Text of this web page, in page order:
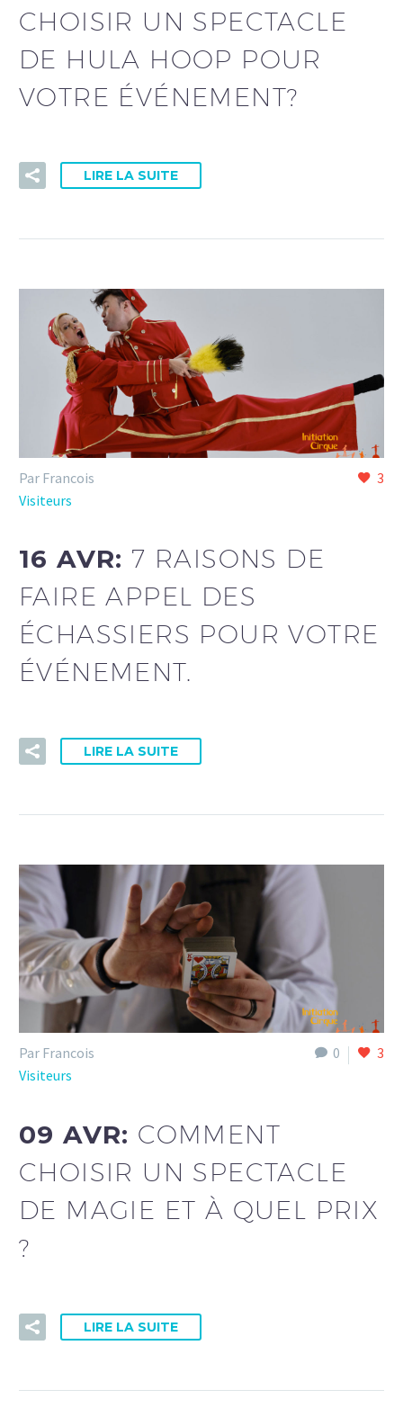
CHOISIR UN SPECTACLE
DE HULA HOOP POUR
VOTRE ÉVÉNEMENT?
LIRE LA SUITE
3
Par Francois
Visiteurs
16 AVR: 7 RAISONS DE
FAIRE APPEL DES
ÉCHASSIERS POUR VOTRE
ÉVÉNEMENT.
LIRE LA SUITE
0 3
Par Francois
Visiteurs
09 AVR: COMMENT
CHOISIR UN SPECTACLE
DE MAGIE ET À QUEL PRIX
?
LIRE LA SUITE